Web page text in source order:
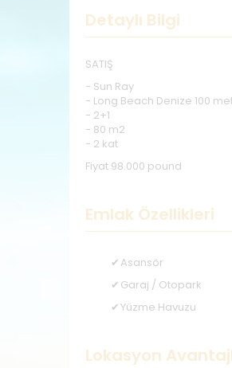
Detaylı Bilgi
SATIŞ
- Sun Ray
- Long Beach Denize 100
- 2+1
- 80 m2
- 2 kat
Fiyat 98.000 pound
Emlak Özellikleri
Asansör
Garaj / Otopark
Yüzme Havuzu
Lokasyon